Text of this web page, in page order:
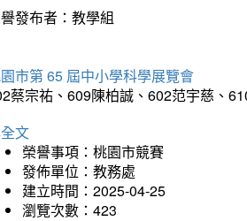
發布者：教學組
市第 65 屆中小學科學展覽會
蔡宗祐、609陳柏誠、602范宇慈、
文
榮譽事項：桃園市競賽
發佈單位：教務處
建立時間：2025-04-25
瀏覽次數：423